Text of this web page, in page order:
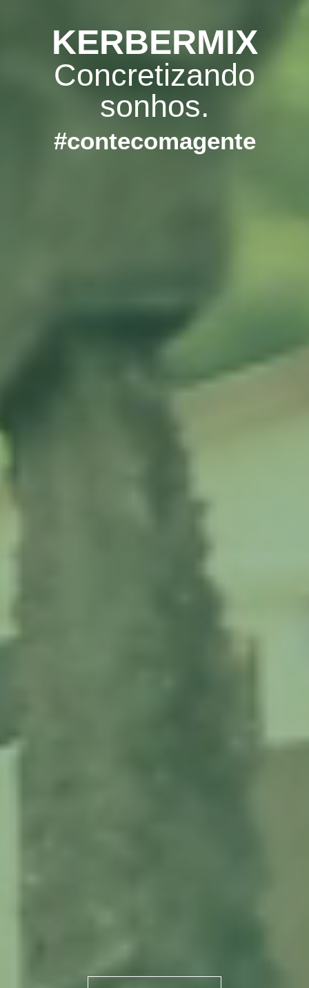
KERBERMIX
Concretizando
sonhos.
#contecomagente